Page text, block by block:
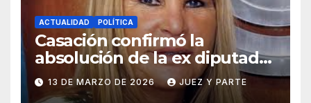
ACTUALIDAD POLÍTICA
Casación confirmó la
absolución de la ex diputada
Aída Ayala en una causa por
presunta corrupción
13 DE MARZO DE 2026 JUEZ Y PARTE